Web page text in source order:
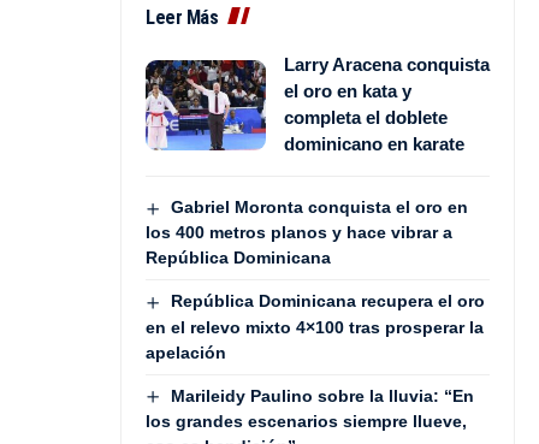
Leer Más
Larry Aracena conquista
el oro en kata y
completa el doblete
dominicano en karate
Gabriel Moronta conquista el oro en
los 400 metros planos y hace vibrar a
República Dominicana
República Dominicana recupera el oro
en el relevo mixto 4×100 tras prosperar la
apelación
Marileidy Paulino sobre la lluvia: “En
los grandes escenarios siempre llueve,